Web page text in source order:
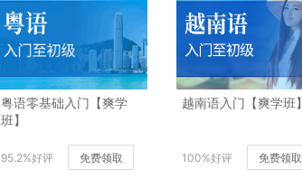
粤语零基础入门【爽学
班】
95.2%好评 免费领取
越南语入门【爽学班】
100%好评 免费领取